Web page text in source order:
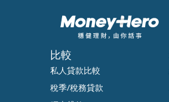
比較
私人貸款比較
稅季/稅務貸款